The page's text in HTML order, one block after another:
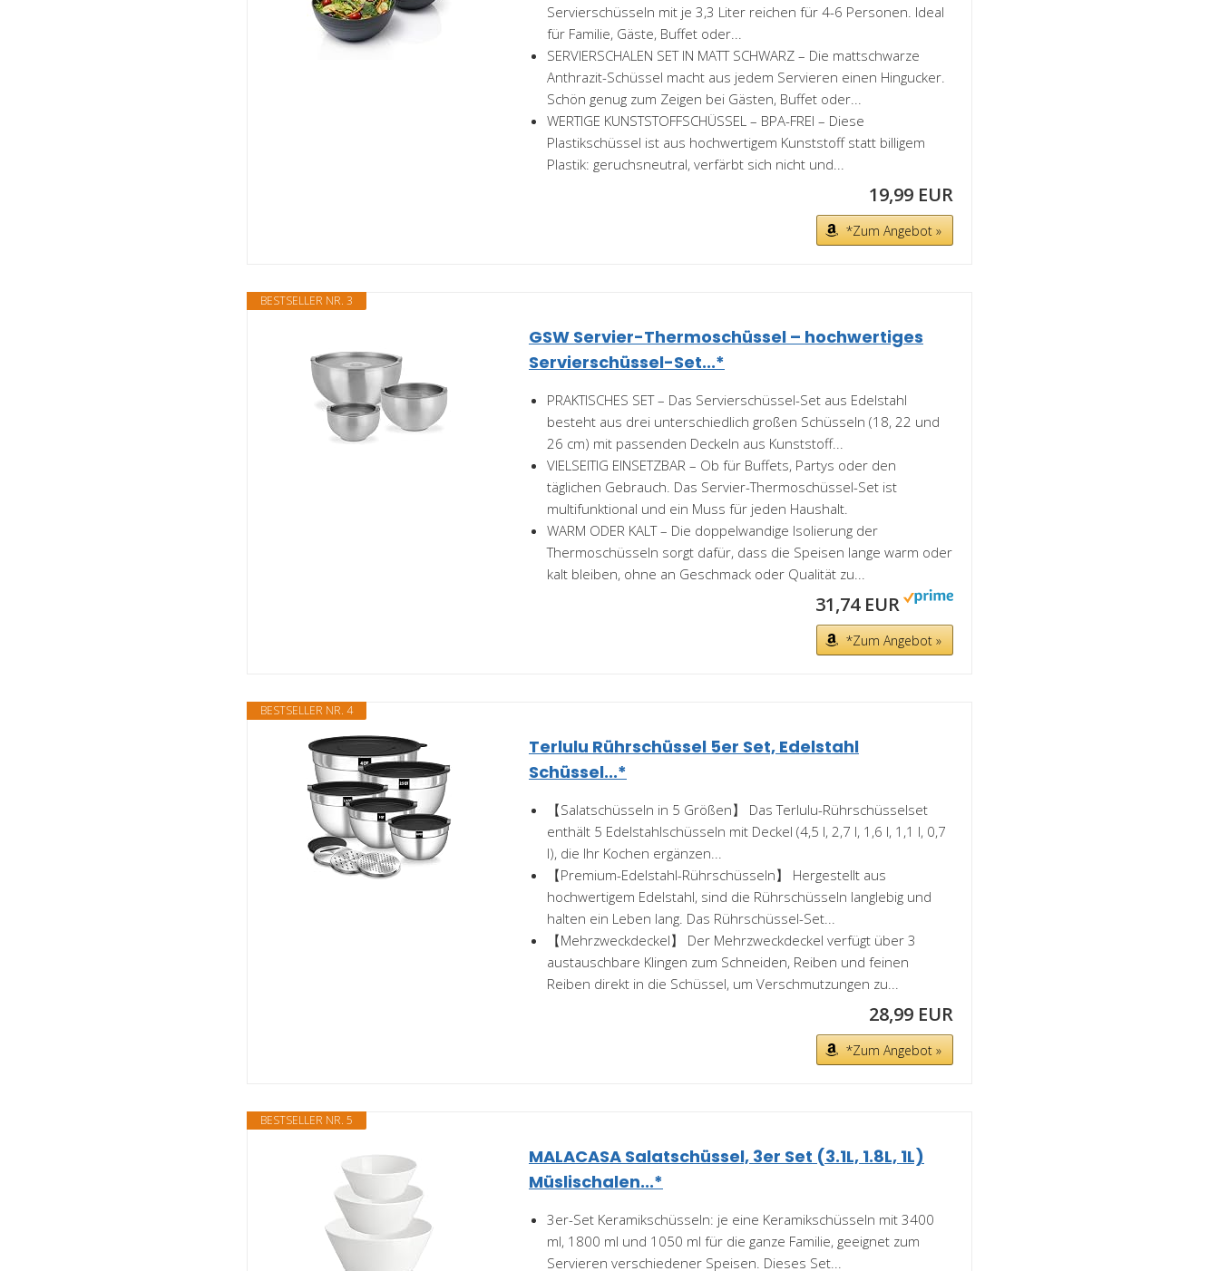
Servierschüsseln mit je 3,3 Liter reichen für 4-6 Personen. Ideal
für Familie, Gäste, Buffet oder...
SERVIERSCHALEN SET IN MATT SCHWARZ – Die mattschwarze
Anthrazit-Schüssel macht aus jedem Servieren einen Hingucker.
Schön genug zum Zeigen bei Gästen, Buffet oder...
WERTIGE KUNSTSTOFFSCHÜSSEL – BPA-FREI – Diese
Plastikschüssel ist aus hochwertigem Kunststoff statt billigem
Plastik: geruchsneutral, verfärbt sich nicht und...
19,99 EUR
*Zum Angebot »
BESTSELLER NR. 3
GSW Servier-Thermoschüssel – hochwertiges
Servierschüssel-Set...*
PRAKTISCHES SET – Das Servierschüssel-Set aus Edelstahl
besteht aus drei unterschiedlich großen Schüsseln (18, 22 und
26 cm) mit passenden Deckeln aus Kunststoff...
VIELSEITIG EINSETZBAR – Ob für Buffets, Partys oder den
täglichen Gebrauch. Das Servier-Thermoschüssel-Set ist
multifunktional und ein Muss für jeden Haushalt.
WARM ODER KALT – Die doppelwandige Isolierung der
Thermoschüsseln sorgt dafür, dass die Speisen lange warm oder
kalt bleiben, ohne an Geschmack oder Qualität zu...
31,74 EUR
*Zum Angebot »
BESTSELLER NR. 4
Terlulu Rührschüssel 5er Set, Edelstahl
Schüssel...*
【Salatschüsseln in 5 Größen】 Das Terlulu-Rührschüsselset
enthält 5 Edelstahlschüsseln mit Deckel (4,5 l, 2,7 l, 1,6 l, 1,1 l, 0,7
l), die Ihr Kochen ergänzen...
【Premium-Edelstahl-Rührschüsseln】 Hergestellt aus
hochwertigem Edelstahl, sind die Rührschüsseln langlebig und
halten ein Leben lang. Das Rührschüssel-Set...
【Mehrzweckdeckel】 Der Mehrzweckdeckel verfügt über 3
austauschbare Klingen zum Schneiden, Reiben und feinen
Reiben direkt in die Schüssel, um Verschmutzungen zu...
28,99 EUR
*Zum Angebot »
BESTSELLER NR. 5
MALACASA Salatschüssel, 3er Set (3.1L, 1.8L, 1L)
Müslischalen...*
3er-Set Keramikschüsseln: je eine Keramikschüsseln mit 3400
ml, 1800 ml und 1050 ml für die ganze Familie, geeignet zum
Servieren verschiedener Speisen. Dieses Set...